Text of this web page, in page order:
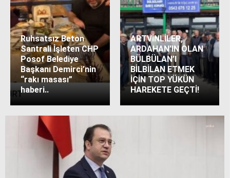
Ruhsatsız Beton
Santrali İşleten CHP
Posof Belediye
Başkanı Demirci’nin
“rakı masası”
haberi..
ARTVİNLİLER,
ARDAHAN’IN OLAN
BÜLBÜLAN’I
BİLBİLAN ETMEK
İÇİN TOP YÜKÜN
HAREKETE GEÇTİ!